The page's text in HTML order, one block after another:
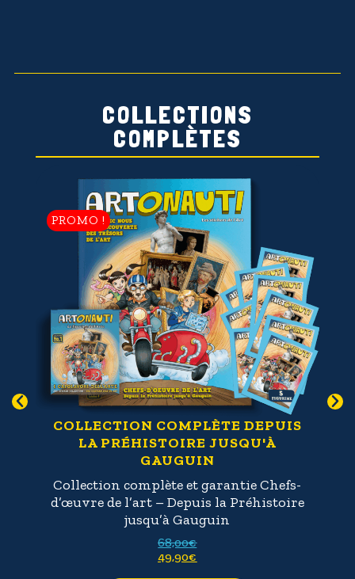
COLLECTIONS
COMPLÈTES
PROMO !
COLLECTION COMPLÈTE DEPUIS
LA PRÉHISTOIRE JUSQU'À
GAUGUIN
Collection complète et garantie Chefs-
d’œuvre de l’art – Depuis la Préhistoire
jusqu’à Gauguin
68,00€
49,90€